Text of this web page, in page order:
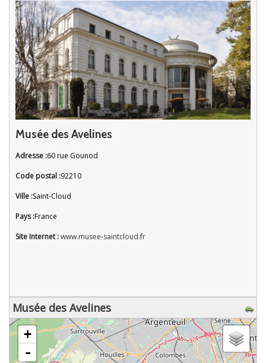
Musée des Avelines
Adresse :60 rue Gounod
Code postal :92210
Ville :Saint-Cloud
Pays :France
Site Internet :www.musee-saintcloud.fr
Musée des Avelines
chargement de la carte - veuillez patienter...
+
-